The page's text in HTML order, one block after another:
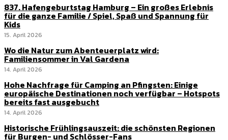
837. Hafengeburtstag Hamburg – Ein großes Erlebnis
für die ganze Familie / Spiel, Spaß und Spannung für
Kids
15. April 2026
Wo die Natur zum Abenteuerplatz wird:
Familiensommer in Val Gardena
14. April 2026
Hohe Nachfrage für Camping an Pfingsten: Einige
europäische Destinationen noch verfügbar – Hotspots
bereits fast ausgebucht
14. April 2026
Historische Frühlingsauszeit: die schönsten Regionen
für Burgen- und Schlösser-Fans